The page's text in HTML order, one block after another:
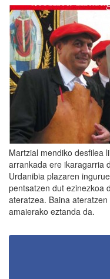
Martzial mendiko desfilea
arrankada ere ikaragarria
Urdanibia plazaren
pentsatzen dut ezinezkoa
ateratzea. Baina
amaierako eztanda da.